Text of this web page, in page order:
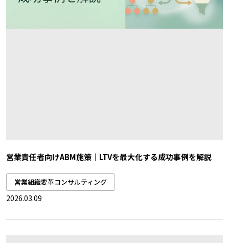
営業責任者向けABM施策｜LTVを最大化する成功事例を解説
営業組織変革コンサルティング
2026.03.09